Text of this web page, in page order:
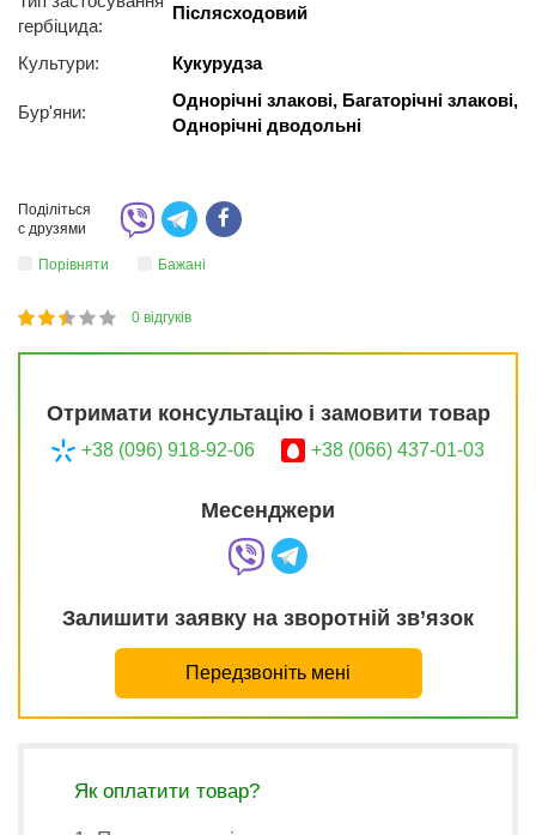
гербіцида:
Післясходовий
Культури: Кукурудза
Бур'яни:
Однорічні злакові, Багаторічні злакові,
Однорічні дводольні
Поділіться
с друзями
Порівняти Бажані
47
1
2
3
4
5 0 відгуків
Отримати консультацію і замовити товар
+38 (096) 918-92-06 +38 (066) 437-01-03
Месенджери
Залишити заявку на зворотній зв’язок
Передзвоніть мені
Як оплатити товар?